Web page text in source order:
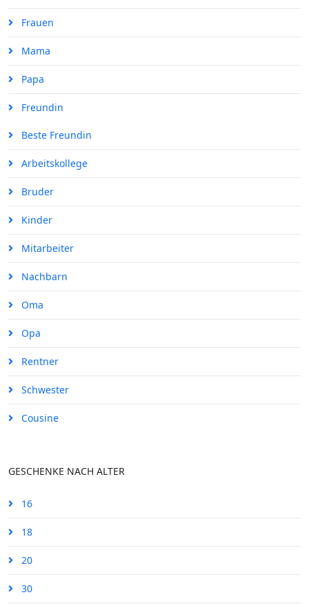
Frauen
Mama
Papa
Freundin
Beste Freundin
Arbeitskollege
Bruder
Kinder
Mitarbeiter
Nachbarn
Oma
Opa
Rentner
Schwester
Cousine
GESCHENKE NACH ALTER
16
18
20
30